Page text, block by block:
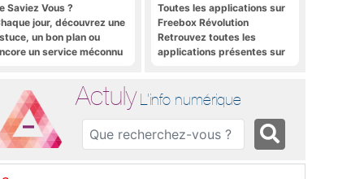
Saviez Vous ?
jour, découvrez une
un bon plan ou
un service méconnu
Toutes les applications sur
Freebox Révolution
Retrouvez toutes les
applications présentes sur
Actuly L'info numérique